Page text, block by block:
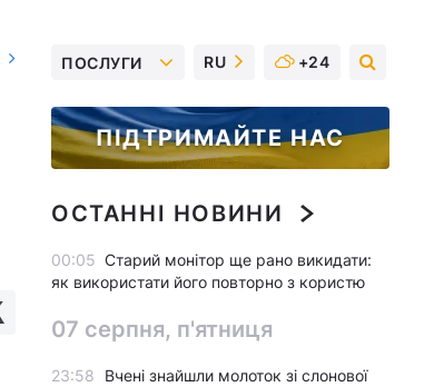
ПОСЛУГИ RU +24
ПІДТРИМАЙТЕ НАС
ОСТАННІ НОВИНИ
00:05 Старий монітор ще рано викидати:
як використати його повторно з користю
07 серпня, п'ятниця
23:58
Вчені знайшли молоток зі слонової